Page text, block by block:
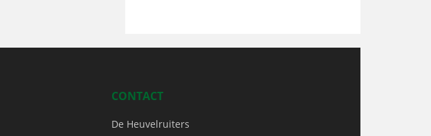
CONTACT
De Heuvelruiters